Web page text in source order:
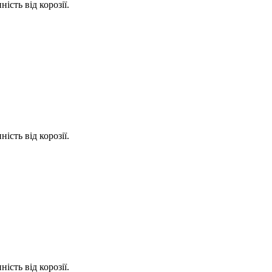
від корозії.
від корозії.
від корозії.